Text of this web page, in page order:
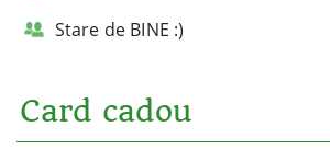
Stare de BINE :)
Card cadou